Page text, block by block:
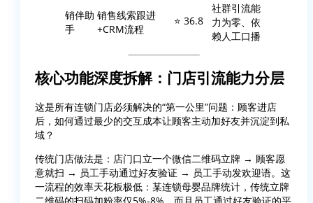
销伴助
手
销售线索跟进
+CRM流程
⭐ 36.8
社群引流能
力为零、依
赖人工口播
核心功能深度拆解：门店引流能力分层
这是所有连锁门店必须解决的“第一公里”问题：顾客进店
后，如何通过最少的交互成本让顾客主动加好友并沉淀到私
域？
传统门店做法是：店门口立一个微信二维码立牌 → 顾客愿
意就扫 → 员工手动通过好友验证 → 员工手动发欢迎语。这
一流程的效率天花板极低：某连锁母婴品牌统计，传统立牌